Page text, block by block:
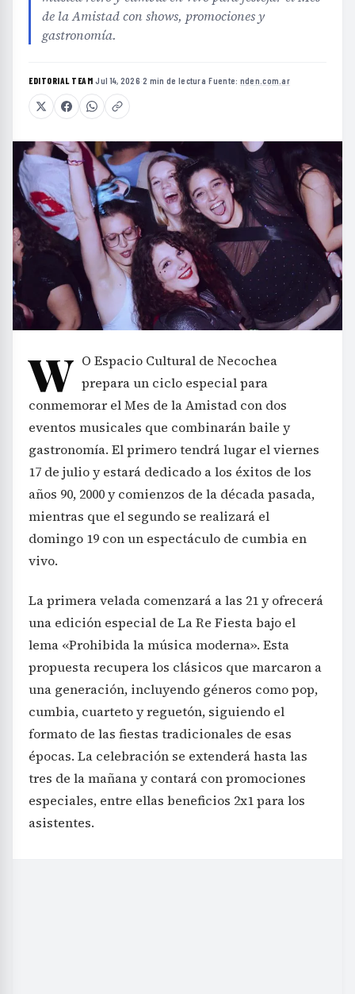
de la Amistad con shows, promociones y
gastronomía.
EDITORIAL TEAM·Jul 14, 2026·2 min de lectura·Fuente: nden.com.ar
W O Espacio Cultural de Necochea
prepara un ciclo especial para
conmemorar el Mes de la Amistad con dos
eventos musicales que combinarán baile y
gastronomía. El primero tendrá lugar el viernes
17 de julio y estará dedicado a los éxitos de los
años 90, 2000 y comienzos de la década pasada,
mientras que el segundo se realizará el
domingo 19 con un espectáculo de cumbia en
vivo.
La primera velada comenzará a las 21 y ofrecerá
una edición especial de La Re Fiesta bajo el
lema «Prohibida la música moderna». Esta
propuesta recupera los clásicos que marcaron a
una generación, incluyendo géneros como pop,
cumbia, cuarteto y reguetón, siguiendo el
formato de las fiestas tradicionales de esas
épocas. La celebración se extenderá hasta las
tres de la mañana y contará con promociones
especiales, entre ellas beneficios 2x1 para los
asistentes.